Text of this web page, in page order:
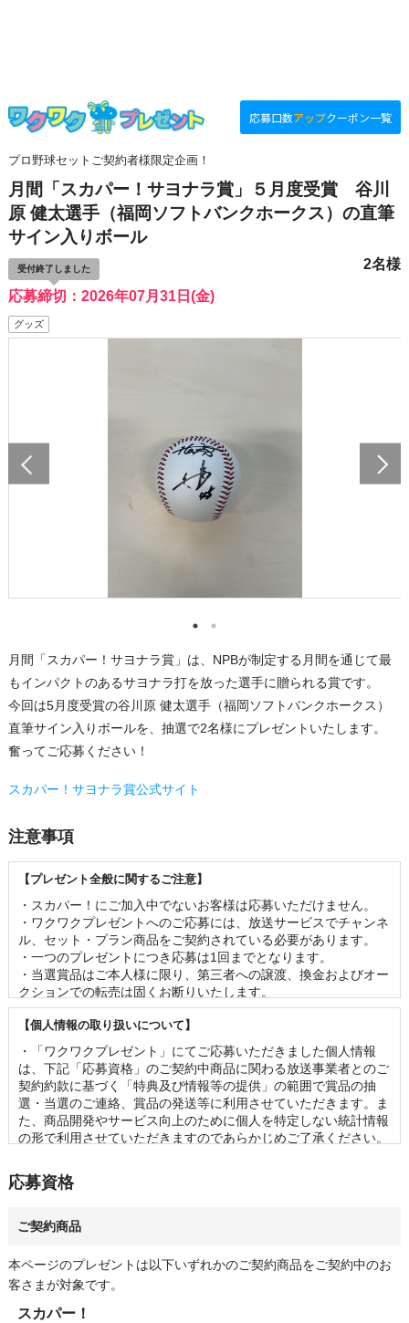
応募口数アップクーポン一覧
プロ野球セットご契約者様限定企画！
月間「スカパー！サヨナラ賞」５月度受賞 谷川
原 健太選手（福岡ソフトバンクホークス）の直筆
サイン入りボール
応募締切：2026年07月31日(金)
受付終了しました 2名様
グッズ
月間「スカパー！サヨナラ賞」は、NPBが制定する月間を通じて最
もインパクトのあるサヨナラ打を放った選手に贈られる賞です。
今回は5月度受賞の谷川原 健太選手（福岡ソフトバンクホークス）
直筆サイン入りボールを、抽選で2名様にプレゼントいたします。
奮ってご応募ください！
スカパー！サヨナラ賞公式サイト
注意事項
【プレゼント全般に関するご注意】
・スカパー！にご加入中でないお客様は応募いただけません。
・ワクワクプレゼントへのご応募には、放送サービスでチャンネ
ル、セット・プラン商品をご契約されている必要があります。
・一つのプレゼントにつき応募は1回までとなります。
・当選賞品はご本人様に限り、第三者への譲渡、換金およびオー
クションでの転売は固くお断りいたします。
・賞品の内容（イベントの出演者、グッズの名称・仕様等）は事
前の予告なく変更となる場合がございます。
・お客様の当選機会均等のため、一度当選されたお客様は2ヶ月
以内の再当選はできませんのであらかじめご了承ください。
・当選の発表は、当選の通知をもって代えさせていただきます。
なお、賞品のお届け先は日本国内に限らせていただきます。
・応募状況、および当落に関するお問い合わせは一切ご回答でき
かねます。
・賞品の管理には万全を期しておりますが、配送を伴う賞品にお
可能性がございます。予めご容赦ください。
【個人情報の取り扱いについて】
・「ワクワクプレゼント」にてご応募いただきました個人情報
は、下記「応募資格」のご契約中商品に関わる放送事業者とのご
契約約款に基づく「特典及び情報等の提供」の範囲で賞品の抽
選・当選のご連絡、賞品の発送等に利用させていただきます。ま
た、商品開発やサービス向上のために個人を特定しない統計情報
の形で利用させていただきますのであらかじめご了承ください。
る場合には、あらかじめ必要事項を通知いたしますのでご確認く
ださい。
会社のプライバシーポリシーをご参照ください。
応募資格
ご契約商品
本ページのプレゼントは以下いずれかのご契約商品をご契約中のお
客さまが対象です。
スカパー！